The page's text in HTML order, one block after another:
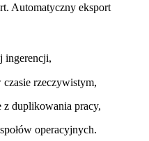
Automatyczny eksport
ingerencji,
rzeczywistym,
z duplikowania pracy,
operacyjnych.